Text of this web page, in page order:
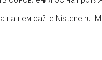
нашем сайте Nistone.ru.